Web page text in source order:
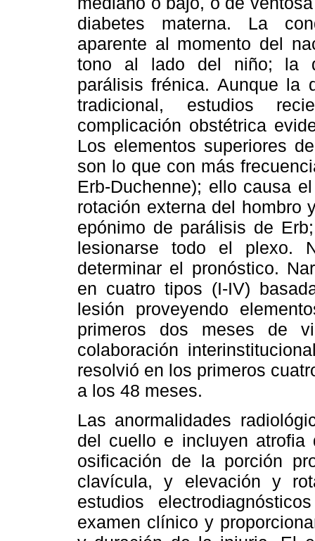
diabetes materna. La
aparente al momento del
tono al lado del niño; la
parálisis frénica. Aunque la
tradicional, estudios
complicación obstétrica
Los elementos superiores
son lo que con más
Erb-Duchenne); ello causa
rotación externa del hombro
epónimo de parálisis de
lesionarse todo el plexo.
determinar el pronóstico.
en cuatro tipos (I-IV)
lesión proveyendo
primeros dos meses de
colaboración
resolvió en los primeros
a los 48 meses.
Las anormalidades
del cuello e incluyen
osificación de la porción
clavícula, y elevación y
estudios
examen clínico y